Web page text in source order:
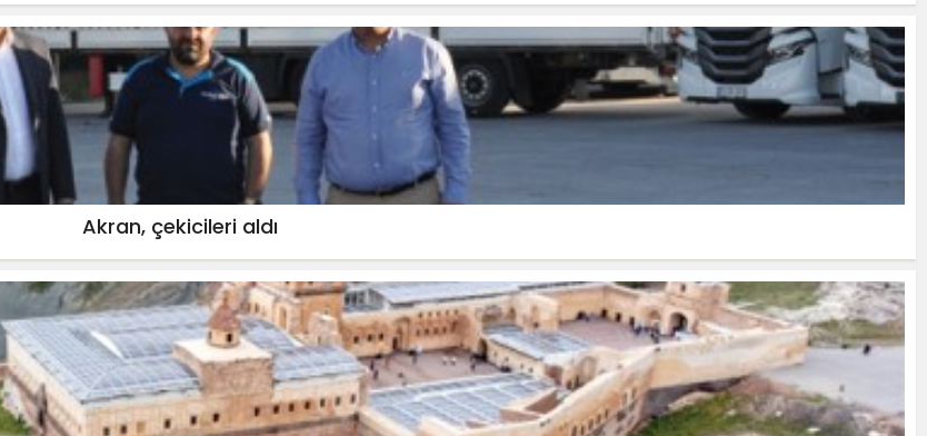
Akran, çekicileri aldı